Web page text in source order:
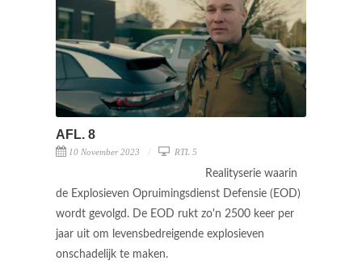
AFL. 8
10 November 2023 RTL 5
Realityserie waarin
de Explosieven Opruimingsdienst Defensie (EOD)
wordt gevolgd. De EOD rukt zo'n 2500 keer per
jaar uit om levensbedreigende explosieven
onschadelijk te maken.